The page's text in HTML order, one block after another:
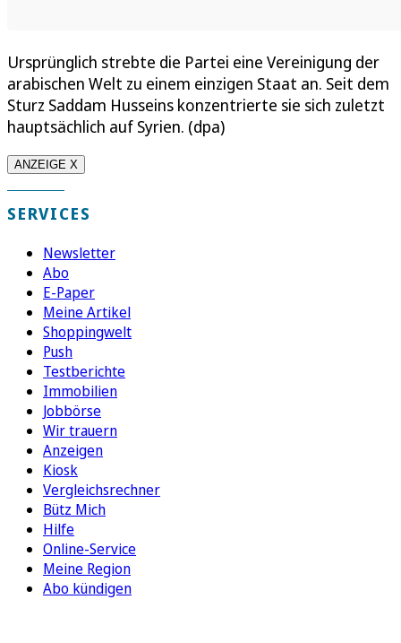
Ursprünglich strebte die Partei eine Vereinigung der
arabischen Welt zu einem einzigen Staat an. Seit dem
Sturz Saddam Husseins konzentrierte sie sich zuletzt
hauptsächlich auf Syrien. (dpa)
ANZEIGE X
SERVICES
Newsletter
Abo
E-Paper
Meine Artikel
Shoppingwelt
Push
Testberichte
Immobilien
Jobbörse
Wir trauern
Anzeigen
Kiosk
Vergleichsrechner
Bütz Mich
Hilfe
Online-Service
Meine Region
Abo kündigen